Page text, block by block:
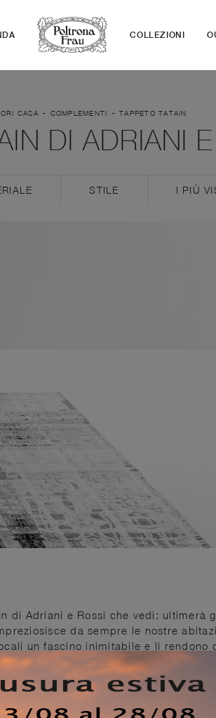
COLLEZIONI
CASA - COMPLEMENTI - TAPPETO TATAIN
DI ADRIANI
STILE I PIÙ
di Adriani e Rossi che vedi: ultimerà
da sempre le nostre
un fascino inimitabile e li rendono
casa, che personalizzano i tuoi
In negozio troverai le più
in tessuto di grande qualità e di